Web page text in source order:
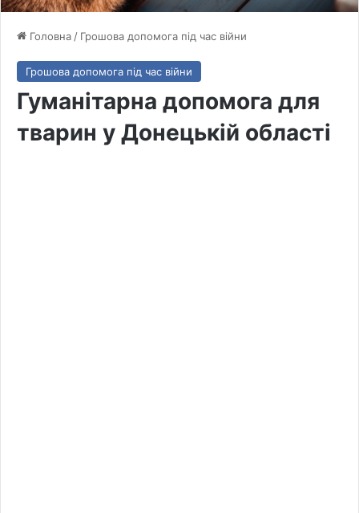
Головна / Грошова допомога під час війни
Грошова допомога під час війни
Гуманітарна допомога для
тварин у Донецькій області